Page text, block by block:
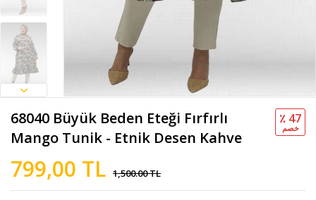
68040 Büyük Beden Eteği Fırfırlı
Mango Tunik - Etnik Desen Kahve
799,00 TL 1,500.00 TL
٪ 47
خصم